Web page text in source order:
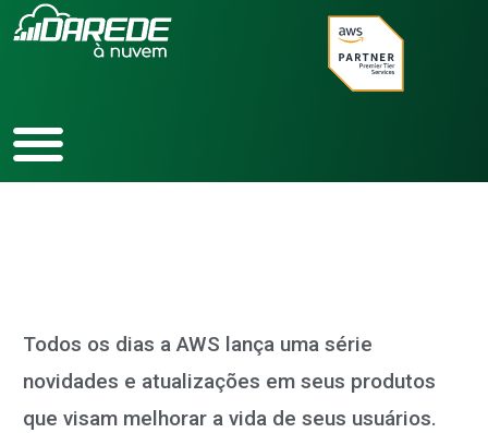
para
Todos os dias a AWS lança uma série
novidades e atualizações em seus produtos
que visam melhorar a vida de seus usuários.